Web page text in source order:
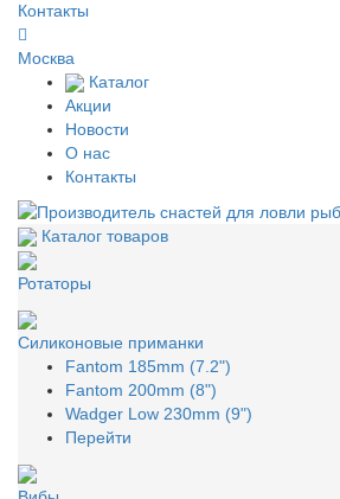
Контакты
Москва
Каталог
Акции
Новости
О нас
Контакты
Каталог товаров
Ротаторы
Силиконовые приманки
Fantom 185mm (7.2")
Fantom 200mm (8")
Wadger Low 230mm (9")
Перейти